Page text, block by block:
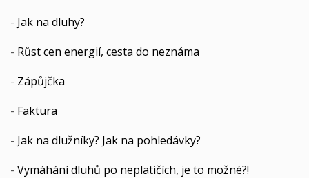
- Jak na dluhy?
- Růst cen energií, cesta do neznáma
- Zápůjčka
- Faktura
- Jak na dlužníky? Jak na pohledávky?
- Vymáhání dluhů po neplatičích, je to možné?!